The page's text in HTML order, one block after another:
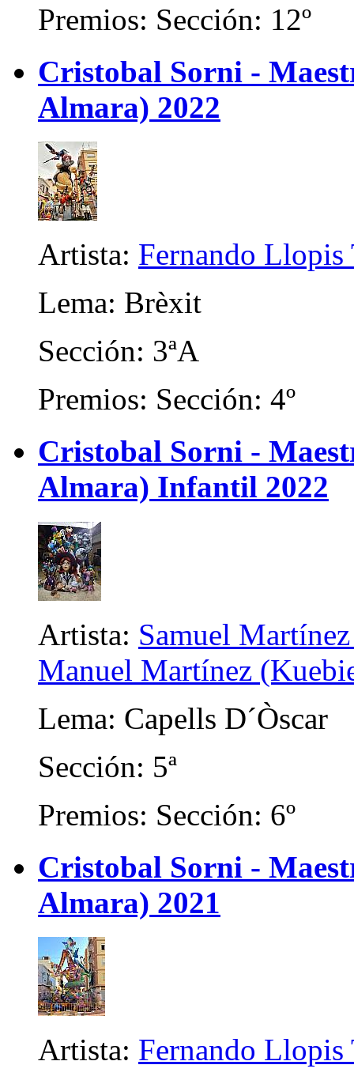
Premios: Sección: 12º
Cristobal Sorni -
Almara) 2022
Artista: Fernando Llopis
Lema: Brèxit
Sección: 3ªA
Premios: Sección: 4º
Cristobal Sorni -
Almara) Infantil 2022
Artista: Samuel
Manuel Martínez
Lema: Capells D´Òscar
Sección: 5ª
Premios: Sección: 6º
Cristobal Sorni -
Almara) 2021
Artista: Fernando Llopis